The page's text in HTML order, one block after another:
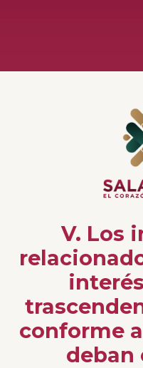
V. Los
conforme
deban